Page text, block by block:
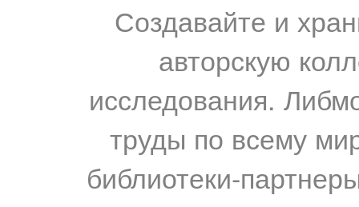
Создавайте и
авторскую
исследования.
труды по всему
библиотеки-